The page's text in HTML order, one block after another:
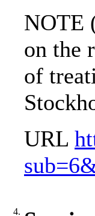
NOTE
on the
of
URL
4.